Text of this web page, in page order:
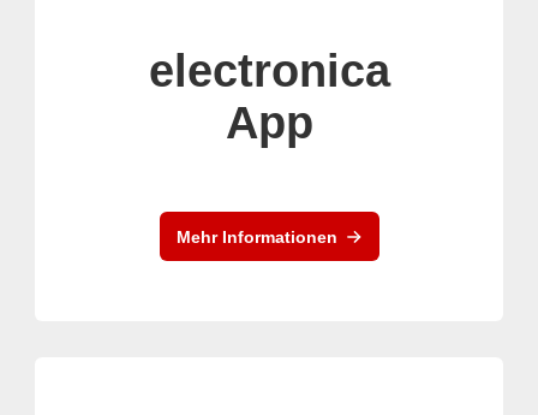
electronica
App
Mehr Informationen